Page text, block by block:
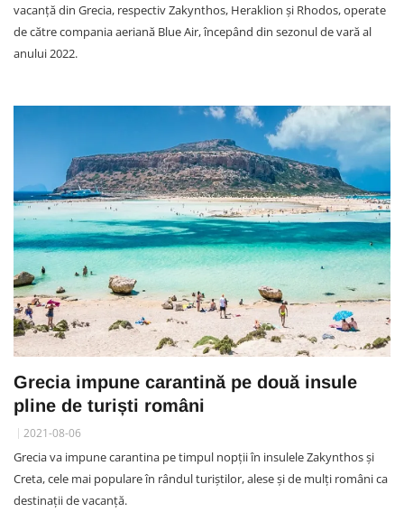
vacanţă din Grecia, respectiv Zakynthos, Heraklion și Rhodos, operate
de către compania aeriană Blue Air, începând din sezonul de vară al
anului 2022.
Grecia impune carantină pe două insule
pline de turiști români
2021-08-06
Grecia va impune carantina pe timpul nopții în insulele Zakynthos și
Creta, cele mai populare în rândul turiștilor, alese și de mulți români ca
destinații de vacanță.